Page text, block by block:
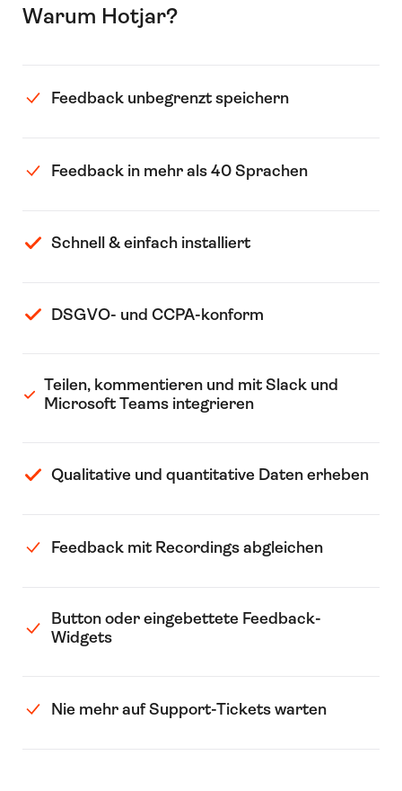
Warum Hotjar?
Feedback unbegrenzt speichern
Feedback in mehr als 40 Sprachen
Schnell & einfach installiert
DSGVO- und CCPA-konform
Teilen, kommentieren und mit Slack und
Microsoft Teams integrieren
Qualitative und quantitative Daten erheben
Feedback mit Recordings abgleichen
Button oder eingebettete Feedback-
Widgets
Nie mehr auf Support-Tickets warten